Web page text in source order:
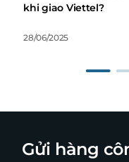
khi giao Viettel?
28/06/2025
Gửi hàng